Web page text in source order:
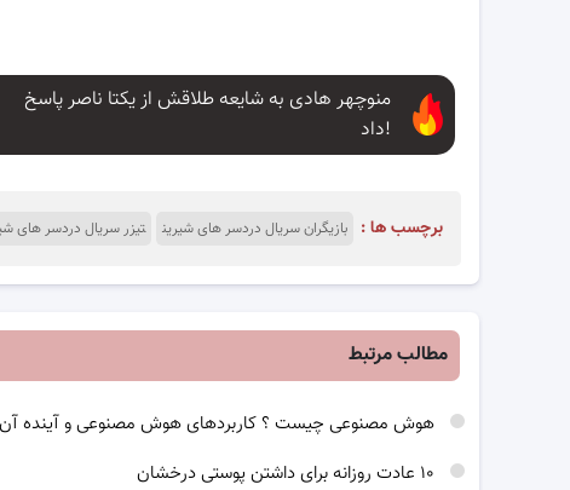
منوچهر هادی به شایعه طلاقش از یکتا ناصر پاسخ
داد!
برچسب ها : بازیگران سریال دردسر های شیرین تیزر سریال دردسر های
مطالب مرتبط
هوش مصنوعی چیست ؟ کاربردهای هوش مصنوعی و آینده آن